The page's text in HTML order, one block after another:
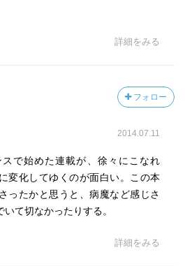
詳細をみる
フォロー
2014.07.11
で始めた連載が、徐々にこなれ
変化してゆくのが面白い。この本
ったかと思うと、病魔など感じさ
て切なかったりする。
詳細をみる